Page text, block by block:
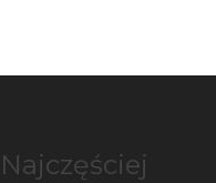
Najczęściej